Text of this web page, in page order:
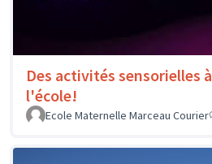
Des activités sensorielles à
l'école!
Ecole Maternelle Marceau Courier